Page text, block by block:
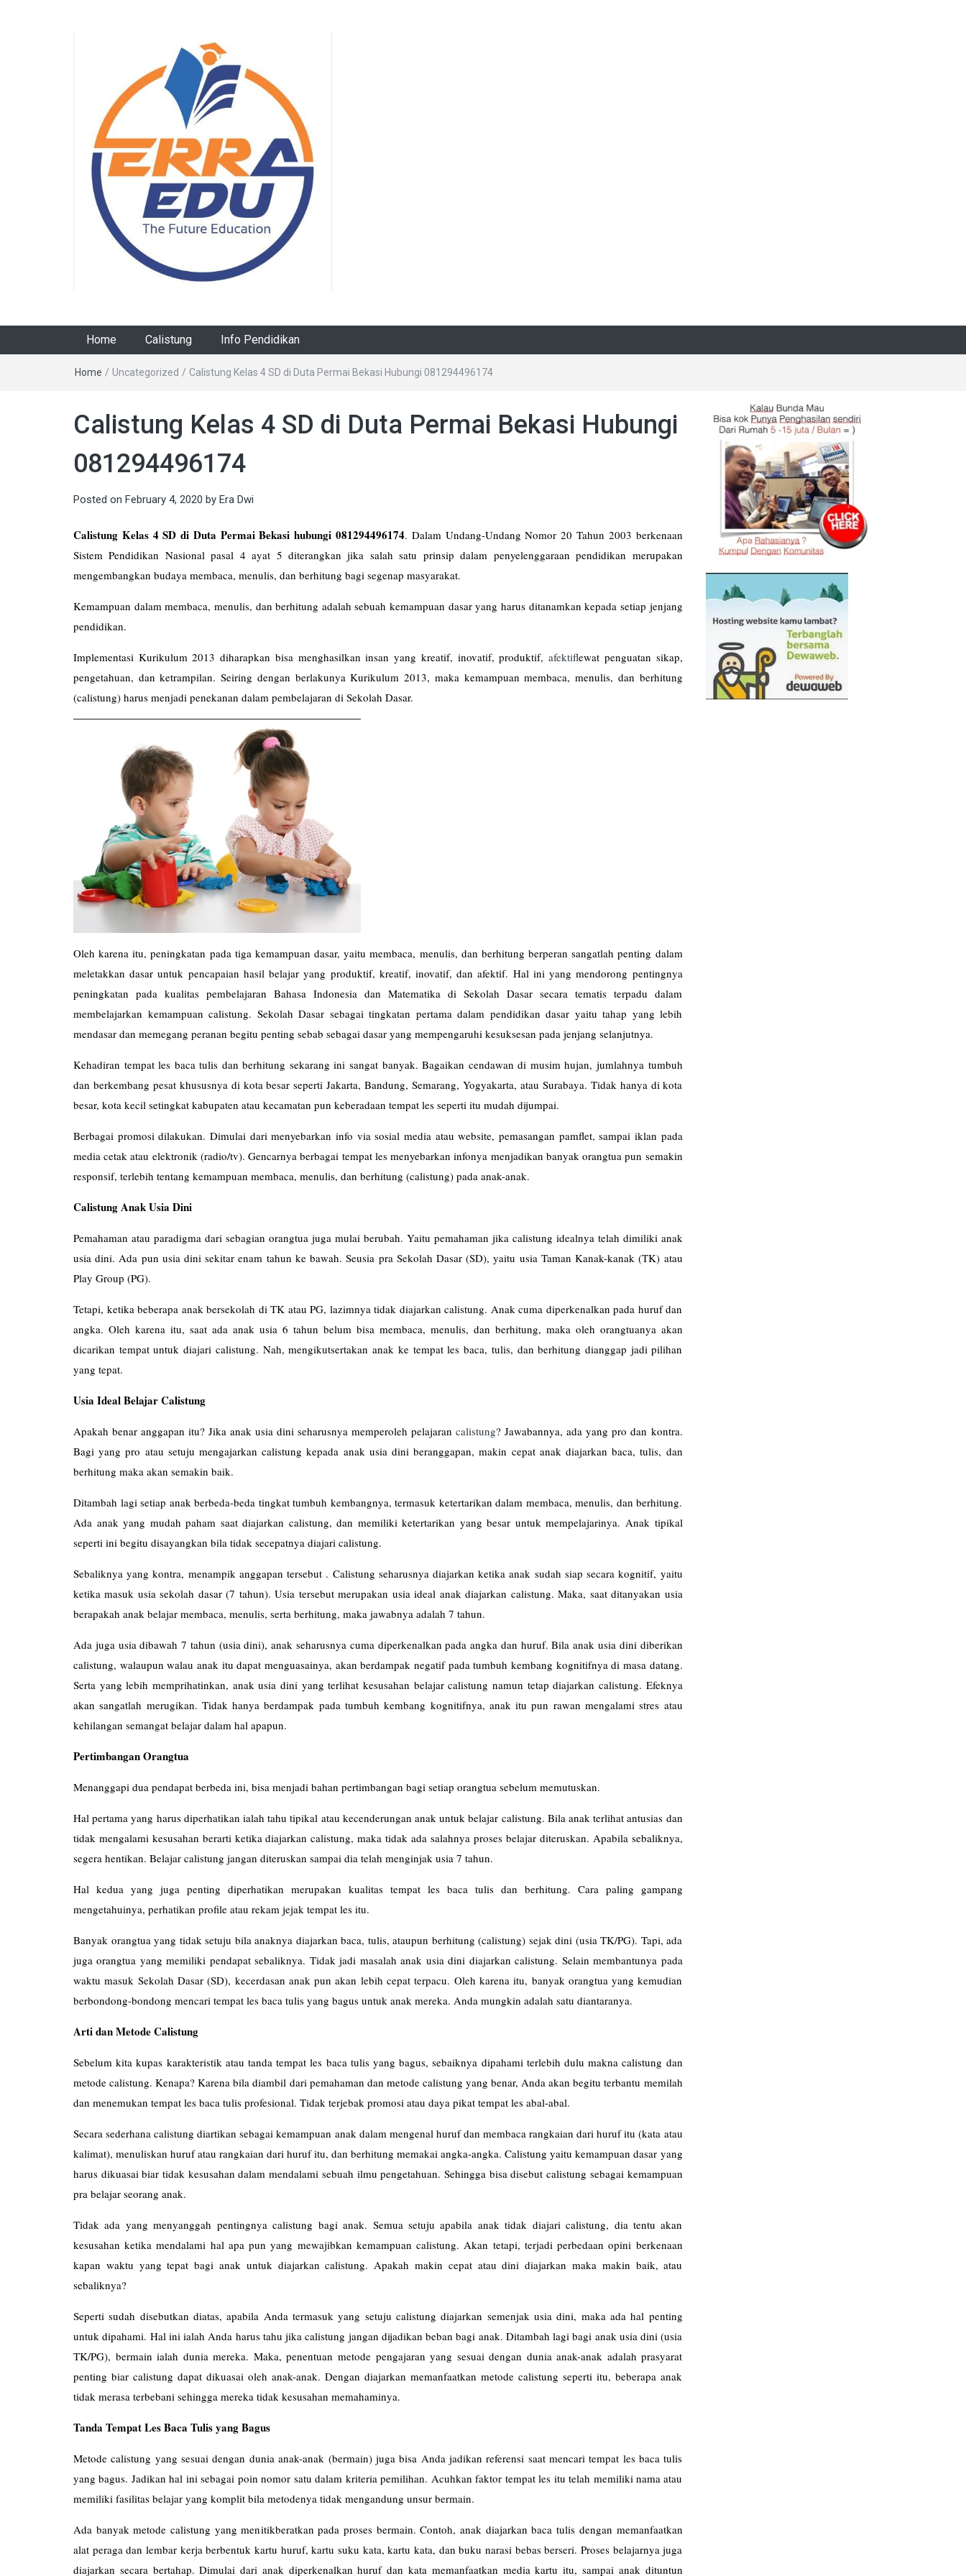
Home Calistung Info Pendidikan
Home / Uncategorized / Calistung Kelas 4 SD di Duta Permai Bekasi Hubungi 081294496174
Calistung Kelas 4 SD di Duta Permai Bekasi Hubungi
081294496174
Posted on February 4, 2020 by Era Dwi
Calistung Kelas 4 SD di Duta Permai Bekasi hubungi 081294496174. Dalam Undang-Undang Nomor 20 Tahun 2003 berkenaan
Sistem Pendidikan Nasional pasal 4 ayat 5 diterangkan jika salah satu prinsip dalam penyelenggaraan pendidikan merupakan
mengembangkan budaya membaca, menulis, dan berhitung bagi segenap masyarakat.
Kemampuan dalam membaca, menulis, dan berhitung adalah sebuah kemampuan dasar yang harus ditanamkan kepada setiap jenjang
pendidikan.
Implementasi Kurikulum 2013 diharapkan bisa menghasilkan insan yang kreatif, inovatif, produktif,afektiflewat penguatan sikap,
pengetahuan, dan ketrampilan. Seiring dengan berlakunya Kurikulum 2013, maka kemampuan membaca, menulis, dan berhitung
(calistung) harus menjadi penekanan dalam pembelajaran di Sekolah Dasar.
Oleh karena itu, peningkatan pada tiga kemampuan dasar, yaitu membaca, menulis, dan berhitung berperan sangatlah penting dalam
meletakkan dasar untuk pencapaian hasil belajar yang produktif, kreatif, inovatif, dan afektif. Hal ini yang mendorong pentingnya
peningkatan pada kualitas pembelajaran Bahasa Indonesia dan Matematika di Sekolah Dasar secara tematis terpadu dalam
membelajarkan kemampuan calistung. Sekolah Dasar sebagai tingkatan pertama dalam pendidikan dasar yaitu tahap yang lebih
mendasar dan memegang peranan begitu penting sebab sebagai dasar yang mempengaruhi kesuksesan pada jenjang selanjutnya.
Kehadiran tempat les baca tulis dan berhitung sekarang ini sangat banyak. Bagaikan cendawan di musim hujan, jumlahnya tumbuh
dan berkembang pesat khususnya di kota besar seperti Jakarta, Bandung, Semarang, Yogyakarta, atau Surabaya. Tidak hanya di kota
besar, kota kecil setingkat kabupaten atau kecamatan pun keberadaan tempat les seperti itu mudah dijumpai.
Berbagai promosi dilakukan. Dimulai dari menyebarkan info via sosial media atau website, pemasangan pamflet, sampai iklan pada
media cetak atau elektronik (radio/tv). Gencarnya berbagai tempat les menyebarkan infonya menjadikan banyak orangtua pun semakin
responsif, terlebih tentang kemampuan membaca, menulis, dan berhitung (calistung) pada anak-anak.
Calistung Anak Usia Dini
Pemahaman atau paradigma dari sebagian orangtua juga mulai berubah. Yaitu pemahaman jika calistung idealnya telah dimiliki anak
usia dini. Ada pun usia dini sekitar enam tahun ke bawah. Seusia pra Sekolah Dasar (SD), yaitu usia Taman Kanak-kanak (TK) atau
Play Group (PG).
Tetapi, ketika beberapa anak bersekolah di TK atau PG, lazimnya tidak diajarkan calistung. Anak cuma diperkenalkan pada huruf dan
angka. Oleh karena itu, saat ada anak usia 6 tahun belum bisa membaca, menulis, dan berhitung, maka oleh orangtuanya akan
dicarikan tempat untuk diajari calistung. Nah, mengikutsertakan anak ke tempat les baca, tulis, dan berhitung dianggap jadi pilihan
yang tepat.
Usia Ideal Belajar Calistung
Apakah benar anggapan itu? Jika anak usia dini seharusnya memperoleh pelajarancalistung? Jawabannya, ada yang pro dan kontra.
Bagi yang pro atau setuju mengajarkan calistung kepada anak usia dini beranggapan, makin cepat anak diajarkan baca, tulis, dan
berhitung maka akan semakin baik.
Ditambah lagi setiap anak berbeda-beda tingkat tumbuh kembangnya, termasuk ketertarikan dalam membaca, menulis, dan berhitung.
Ada anak yang mudah paham saat diajarkan calistung, dan memiliki ketertarikan yang besar untuk mempelajarinya. Anak tipikal
seperti ini begitu disayangkan bila tidak secepatnya diajari calistung.
Sebaliknya yang kontra, menampik anggapan tersebut . Calistung seharusnya diajarkan ketika anak sudah siap secara kognitif, yaitu
ketika masuk usia sekolah dasar (7 tahun). Usia tersebut merupakan usia ideal anak diajarkan calistung. Maka, saat ditanyakan usia
berapakah anak belajar membaca, menulis, serta berhitung, maka jawabnya adalah 7 tahun.
Ada juga usia dibawah 7 tahun (usia dini), anak seharusnya cuma diperkenalkan pada angka dan huruf. Bila anak usia dini diberikan
calistung, walaupun walau anak itu dapat menguasainya, akan berdampak negatif pada tumbuh kembang kognitifnya di masa datang.
Serta yang lebih memprihatinkan, anak usia dini yang terlihat kesusahan belajar calistung namun tetap diajarkan calistung. Efeknya
akan sangatlah merugikan. Tidak hanya berdampak pada tumbuh kembang kognitifnya, anak itu pun rawan mengalami stres atau
kehilangan semangat belajar dalam hal apapun.
Pertimbangan Orangtua
Menanggapi dua pendapat berbeda ini, bisa menjadi bahan pertimbangan bagi setiap orangtua sebelum memutuskan.
Hal pertama yang harus diperhatikan ialah tahu tipikal atau kecenderungan anak untuk belajar calistung. Bila anak terlihat antusias dan
tidak mengalami kesusahan berarti ketika diajarkan calistung, maka tidak ada salahnya proses belajar diteruskan. Apabila sebaliknya,
segera hentikan. Belajar calistung jangan diteruskan sampai dia telah menginjak usia 7 tahun.
Hal kedua yang juga penting diperhatikan merupakan kualitas tempat les baca tulis dan berhitung. Cara paling gampang
mengetahuinya, perhatikan profile atau rekam jejak tempat les itu.
Banyak orangtua yang tidak setuju bila anaknya diajarkan baca, tulis, ataupun berhitung (calistung) sejak dini (usia TK/PG). Tapi, ada
juga orangtua yang memiliki pendapat sebaliknya. Tidak jadi masalah anak usia dini diajarkan calistung. Selain membantunya pada
waktu masuk Sekolah Dasar (SD), kecerdasan anak pun akan lebih cepat terpacu. Oleh karena itu, banyak orangtua yang kemudian
berbondong-bondong mencari tempat les baca tulis yang bagus untuk anak mereka. Anda mungkin adalah satu diantaranya.
Arti dan Metode Calistung
Sebelum kita kupas karakteristik atau tanda tempat les baca tulis yang bagus, sebaiknya dipahami terlebih dulu makna calistung dan
metode calistung. Kenapa? Karena bila diambil dari pemahaman dan metode calistung yang benar, Anda akan begitu terbantu memilah
dan menemukan tempat les baca tulis profesional. Tidak terjebak promosi atau daya pikat tempat les abal-abal.
Secara sederhana calistung diartikan sebagai kemampuan anak dalam mengenal huruf dan membaca rangkaian dari huruf itu (kata atau
kalimat), menuliskan huruf atau rangkaian dari huruf itu, dan berhitung memakai angka-angka. Calistung yaitu kemampuan dasar yang
harus dikuasai biar tidak kesusahan dalam mendalami sebuah ilmu pengetahuan. Sehingga bisa disebut calistung sebagai kemampuan
pra belajar seorang anak.
Tidak ada yang menyanggah pentingnya calistung bagi anak. Semua setuju apabila anak tidak diajari calistung, dia tentu akan
kesusahan ketika mendalami hal apa pun yang mewajibkan kemampuan calistung. Akan tetapi, terjadi perbedaan opini berkenaan
kapan waktu yang tepat bagi anak untuk diajarkan calistung. Apakah makin cepat atau dini diajarkan maka makin baik, atau
sebaliknya?
Seperti sudah disebutkan diatas, apabila Anda termasuk yang setuju calistung diajarkan semenjak usia dini, maka ada hal penting
untuk dipahami. Hal ini ialah Anda harus tahu jika calistung jangan dijadikan beban bagi anak. Ditambah lagi bagi anak usia dini (usia
TK/PG), bermain ialah dunia mereka. Maka, penentuan metode pengajaran yang sesuai dengan dunia anak-anak adalah prasyarat
penting biar calistung dapat dikuasai oleh anak-anak. Dengan diajarkan memanfaatkan metode calistung seperti itu, beberapa anak
tidak merasa terbebani sehingga mereka tidak kesusahan memahaminya.
Tanda Tempat Les Baca Tulis yang Bagus
Metode calistung yang sesuai dengan dunia anak-anak (bermain) juga bisa Anda jadikan referensi saat mencari tempat les baca tulis
yang bagus. Jadikan hal ini sebagai poin nomor satu dalam kriteria pemilihan. Acuhkan faktor tempat les itu telah memiliki nama atau
memiliki fasilitas belajar yang komplit bila metodenya tidak mengandung unsur bermain.
Ada banyak metode calistung yang menitikberatkan pada proses bermain. Contoh, anak diajarkan baca tulis dengan memanfaatkan
alat peraga dan lembar kerja berbentuk kartu huruf, kartu suku kata, kartu kata, dan buku narasi bebas berseri. Proses belajarnya juga
diajarkan secara bertahap. Dimulai dari anak diperkenalkan huruf dan kata memanfaatkan media kartu itu, sampai anak dituntun